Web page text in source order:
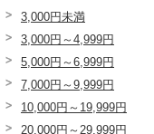
3,000円未満
3,000円～4,999円
5,000円～6,999円
7,000円～9,999円
10,000円～19,999円
20,000円～29,999円